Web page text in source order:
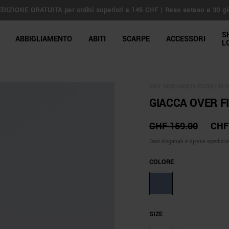
GRATUITA per ordini superiori a 145 CHF | Reso esteso a 30
Shop
ABBIGLIAMENTO ABITI SCARPE ACCESSORI
GIACCA OVER
CHF 159.00
Dazi doganali e spese
COLORE
SIZE